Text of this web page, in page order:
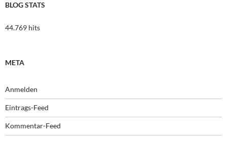
BLOG STATS
44.769 hits
META
Anmelden
Eintrags-Feed
Kommentar-Feed